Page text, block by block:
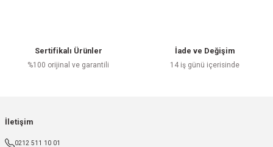
Sertifikalı Ürünler
%100 orijinal ve garantili
İade ve Değişim
14 iş günü içerisinde
İletişim
0212 511 10 01